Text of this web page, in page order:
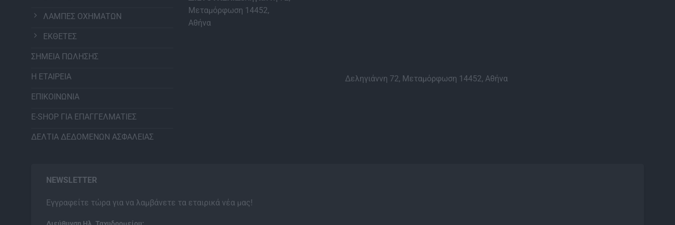
ΛΑΜΠΕΣ ΟΧΗΜΑΤΩΝ
ΕΚΘΕΤΕΣ
ΣΗΜΕΙΑ ΠΩΛΗΣΗΣ
Η ΕΤΑΙΡΕΙΑ
ΕΠΙΚΟΙΝΩΝΙΑ
E-SHOP ΓΙΑ ΕΠΑΓΓΕΛΜΑΤΙΕΣ
ΔΕΛΤΙΑ ΔΕΔΟΜΕΝΩΝ ΑΣΦΑΛΕΙΑΣ
Μεταμόρφωση 14452,
Αθήνα
Δεληγιάννη 72, Μεταμόρφωση 14452, Αθήνα
NEWSLETTER
Εγγραφείτε τώρα για να λαμβάνετε τα εταιρικά νέα μας!